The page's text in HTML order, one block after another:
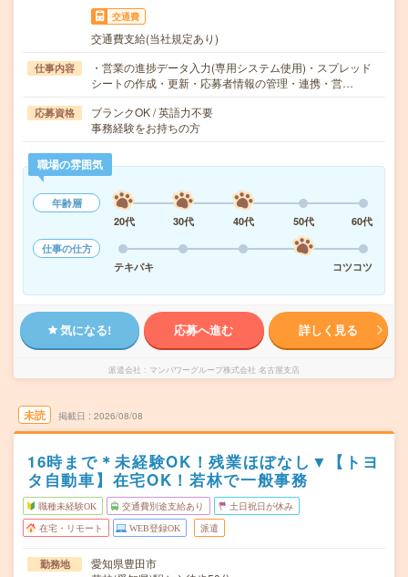
交通費
交通費支給(当社規定あり)
仕事内容
・営業の進捗データ入力(専用システム使用)・スプレッド
シートの作成・更新・応募者情報の管理・連携・営…
応募資格
ブランクOK / 英語力不要
事務経験をお持ちの方
職場の雰囲気
年齢層
20代
30代 40代 50代
60代
仕事の仕方
テキパキ
コツコツ
気になる! 応募へ進む 詳しく見る
派遣会社 マンパワーグループ株式会社 名古屋支店
未読 掲載日 2026/08/08
16時まで＊未経験OK！残業ほぼなし▼【トヨ
タ自動車】在宅OK！若林で一般事務
職種未経験OK 交通費別途支給あり 土日祝日が休み
在宅・リモート WEB登録OK 派遣
勤務地
愛知県豊田市